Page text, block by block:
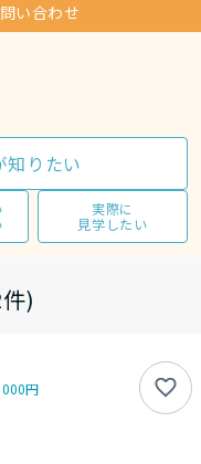
い合わせ
知りたい
実際に
見学したい
)
円